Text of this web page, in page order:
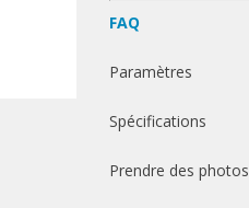
FAQ
Paramètres
Spécifications
Prendre des photos